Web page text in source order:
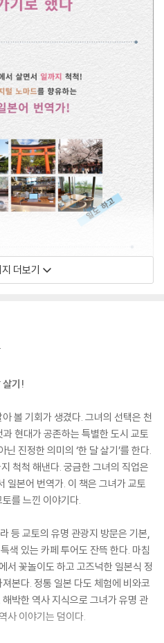
더보기
살기!
볼 기회가 생겼다. 그녀의 선택은 천
현대가 공존하는 특별한 도시 교토
닌 진정한 의미의 ‘한 달 살기’를 한다.
척척 해낸다. 궁금한 그녀의 직업은
일본어 번역가. 이 책은 그녀가 교토
를 느낀 이야기다.
등 교토의 유명 관광지 방문은 기본,
색 있는 카페 투어도 잔뜩 한다. 마침
서 꽃놀이도 하고 고즈넉한 일본식 정
본다. 정통 일본 다도 체험에 비와코
박한 역사 지식으로 그녀가 유명 관
사 이야기는 덤이다.